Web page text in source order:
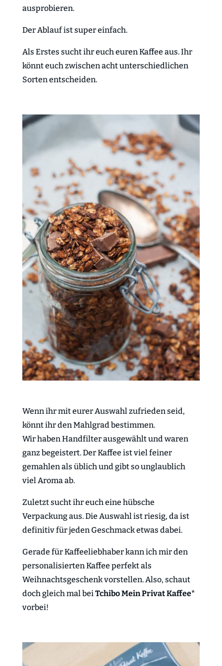
ausprobieren.
Der Ablauf ist super einfach.
Als Erstes sucht ihr euch euren Kaffee aus. Ihr
könnt euch zwischen acht unterschiedlichen
Sorten entscheiden.
Wenn ihr mit eurer Auswahl zufrieden seid,
könnt ihr den Mahlgrad bestimmen.
Wir haben Handfilter ausgewählt und waren
ganz begeistert. Der Kaffee ist viel feiner
gemahlen als üblich und gibt so unglaublich
viel Aroma ab.
Zuletzt sucht ihr euch eine hübsche
Verpackung aus. Die Auswahl ist riesig, da ist
definitiv für jeden Geschmack etwas dabei.
Gerade für Kaffeeliebhaber kann ich mir den
personalisierten Kaffee perfekt als
Weihnachtsgeschenk vorstellen. Also, schaut
doch gleich mal beiTchibo Mein Privat Kaffee*
vorbei!